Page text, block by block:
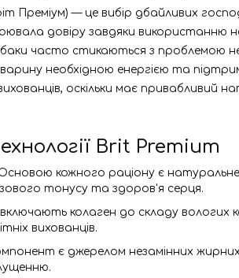
Преміум) — це вибір дбайливих
довіру завдяки
часто стикаються з проблемою
необхідною енергією та
оскільки має
Brit Premium
кожного раціону є
тонусу та здоров'я серця.
колаген до складу вологих
вихованців.
є джерелом незамінних